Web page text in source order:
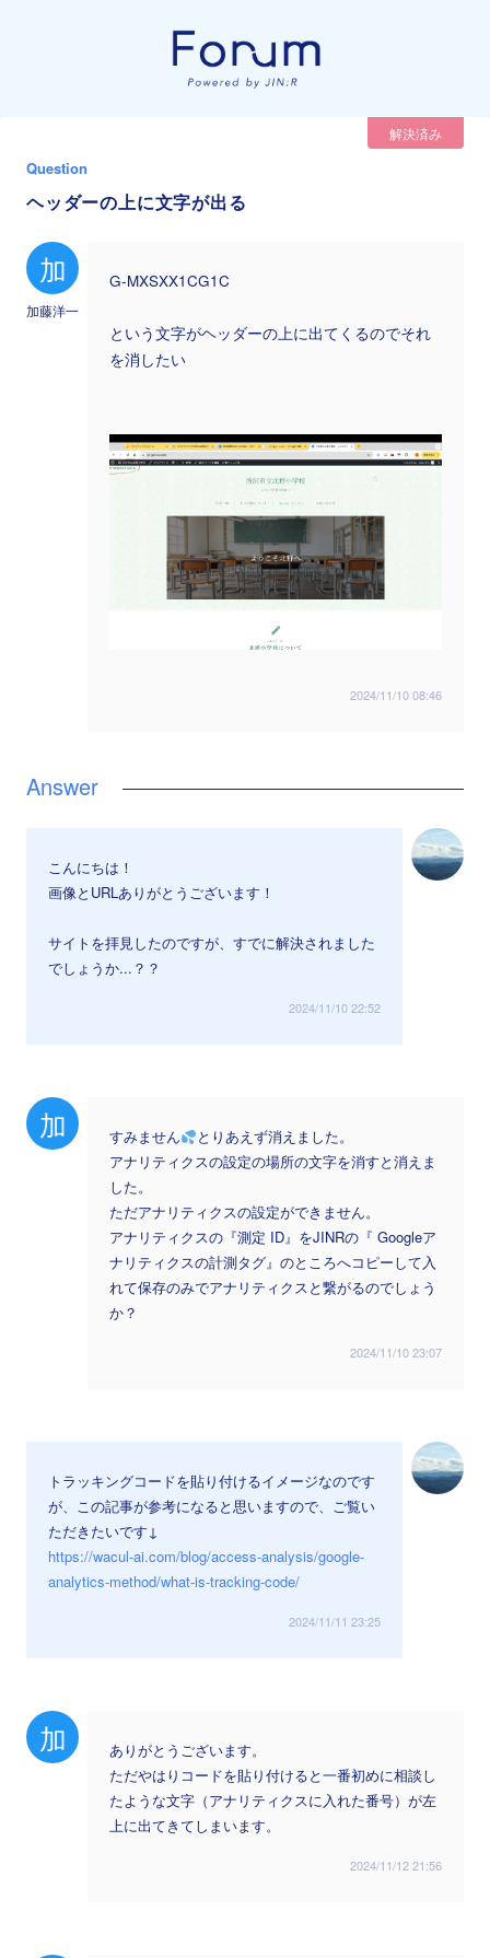
解決済み
Question
ヘッダーの上に文字が出る
加
加藤洋一
G-MXSXX1CG1C
という文字がヘッダーの上に出てくるのでそれ
を消したい
2024/11/10 08:46
こんにちは！
画像とURLありがとうございます！
サイトを拝見したのですが、すでに解決されました
でしょうか...？？
2024/11/10 22:52
加 すみません
とりあえず消えました。
アナリティクスの設定の場所の文字を消すと消えま
した。
ただアナリティクスの設定ができません。
アナリティクスの『測定 ID』をJINRの『 Googleア
ナリティクスの計測タグ』のところへコピーして入
れて保存のみでアナリティクスと繋がるのでしょう
か？
2024/11/10 23:07
トラッキングコードを貼り付けるイメージなのです
が、この記事が参考になると思いますので、ご覧い
ただきたいです↓
https://wacul-ai.com/blog/access-analysis/google-
analytics-method/what-is-tracking-code/
2024/11/11 23:25
加
ありがとうございます。
ただやはりコードを貼り付けると一番初めに相談し
たような文字（アナリティクスに入れた番号）が左
上に出てきてしまいます。
2024/11/12 21:56